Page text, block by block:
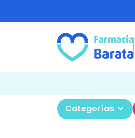
Categorías